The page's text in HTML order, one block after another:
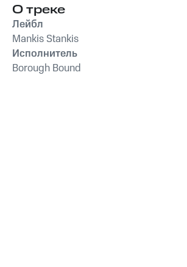
О треке
Лейбл
Mankis Stankis
Исполнитель
Borough Bound